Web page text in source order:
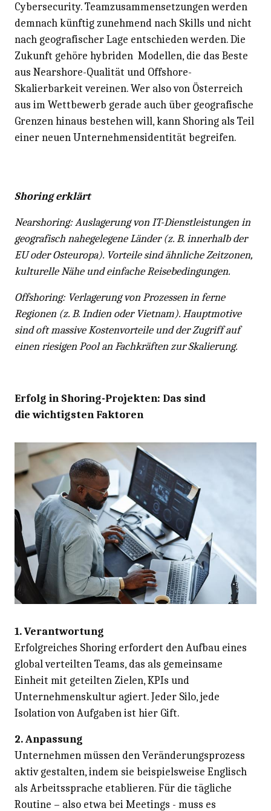
Cybersecurity. Teamzusammensetzungen werden
demnach künftig zunehmend nach Skills und nicht
nach geografischer Lage entschieden werden. Die
Zukunft gehöre hybriden Modellen, die das Beste
aus Nearshore-Qualität und Offshore-
Skalierbarkeit vereinen. Wer also von Österreich
aus im Wettbewerb gerade auch über geografische
Grenzen hinaus bestehen will, kann Shoring als Teil
einer neuen Unternehmensidentität begreifen.
Shoring erklärt
Nearshoring: Auslagerung von IT-Dienstleistungen in
geografisch nahegelegene Länder (z. B. innerhalb der
EU oder Osteuropa). Vorteile sind ähnliche Zeitzonen,
kulturelle Nähe und einfache Reisebedingungen.
Offshoring: Verlagerung von Prozessen in ferne
Regionen (z. B. Indien oder Vietnam). Hauptmotive
sind oft massive Kostenvorteile und der Zugriff auf
einen riesigen Pool an Fachkräften zur Skalierung.
Erfolg in Shoring-Projekten: Das sind
die wichtigsten Faktoren
1. Verantwortung
Erfolgreiches Shoring erfordert den Aufbau eines
global verteilten Teams, das als gemeinsame
Einheit mit geteilten Zielen, KPIs und
Unternehmenskultur agiert. Jeder Silo, jede
Isolation von Aufgaben ist hier Gift.
2. Anpassung
Unternehmen müssen den Veränderungsprozess
aktiv gestalten, indem sie beispielsweise Englisch
als Arbeitssprache etablieren. Für die tägliche
Routine – also etwa bei Meetings - muss es